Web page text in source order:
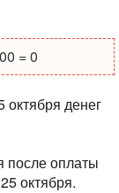
= 0
денег
после оплаты
октября.